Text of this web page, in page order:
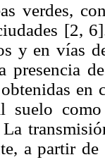
verdes,
[2,
y en vías
presencia
suelo
a partir